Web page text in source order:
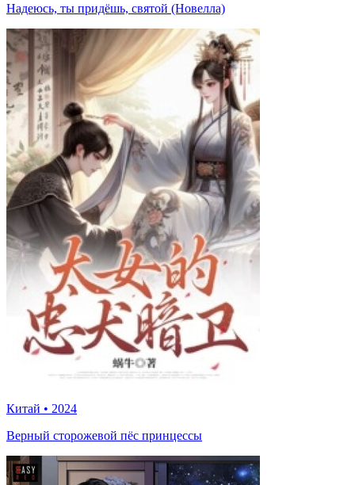
Надеюсь, ты придёшь, святой (Новелла)
Китай • 2024
Верный сторожевой пёс принцессы